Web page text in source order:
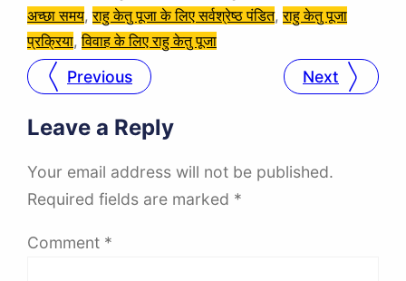
अच्छा समय, राहु केतु पूजा के लिए सर्वश्रेष्ठ पंडित, राहु केतु पूजा
प्रक्रिया, विवाह के लिए राहु केतु पूजा
Previous Next
Leave a Reply
Your email address will not be published.
Required fields are marked *
Comment *